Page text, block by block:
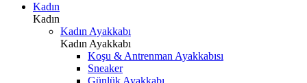
Kadın
Kadın
Kadın Ayakkabı
Kadın Ayakkabı
Koşu & Antrenman Ayakkabısı
Sneaker
Günlük Ayakkabı